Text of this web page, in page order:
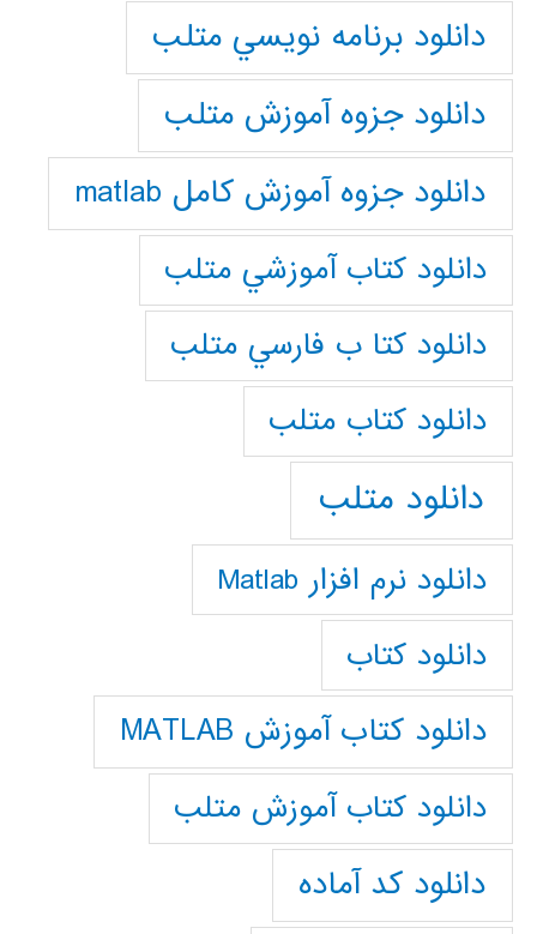
دانلود برنامه نويسي متلب
دانلود جزوه آموزش متلب
دانلود جزوه آموزش کامل matlab
دانلود كتاب آموزشي متلب
دانلود كتا ب فارسي متلب
دانلود كتاب متلب
دانلود متلب
دانلود نرم افزار Matlab
دانلود کتاب
دانلود کتاب آموزش MATLAB
دانلود کتاب آموزش متلب
دانلود کد آماده